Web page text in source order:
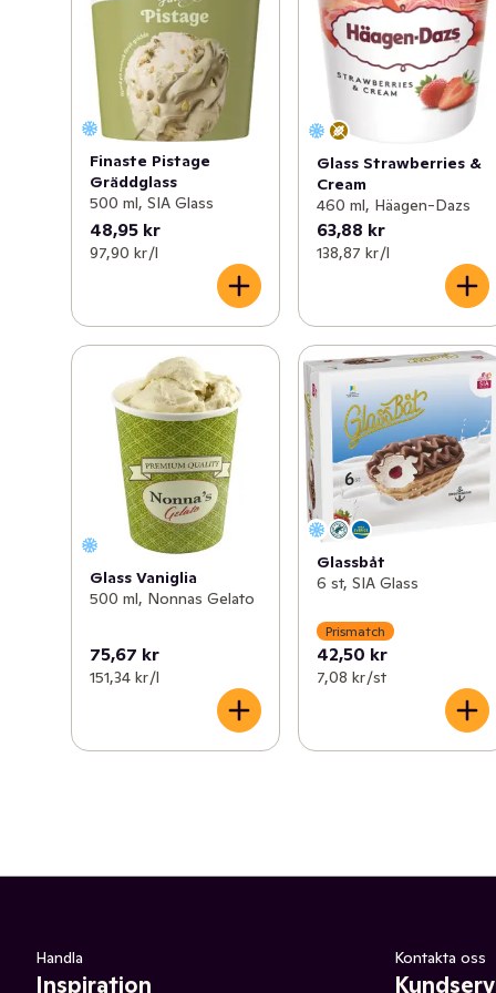
Finaste Pistage
Gräddglass
500 ml, SIA Glass
48,95 kr
97,90 kr /l
Glass Strawberries &
Cream
460 ml, Häagen-Dazs
63,88 kr
138,87 kr /l
Glass Vaniglia
500 ml, Nonnas Gelato
75,67 kr
151,34 kr /l
Glassbåt
6 st, SIA Glass
Prismatch
42,50 kr
7,08 kr /st
Handla
Inspiration
Kontakta oss